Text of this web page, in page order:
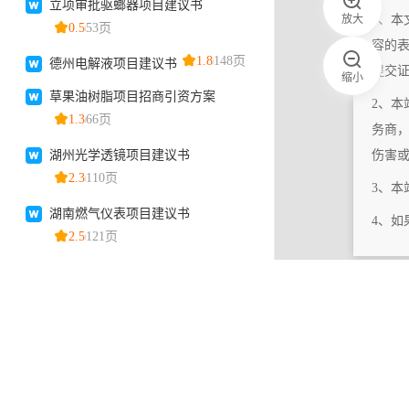
放大
缩小
1、
容的
提交
2、本
务商
伤害
3、本
4、如